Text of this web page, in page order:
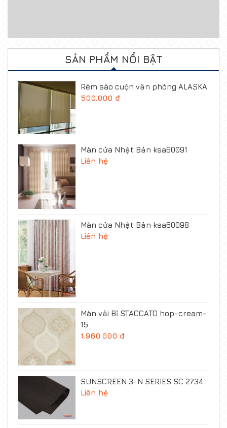
SẢN PHẨM NỔI BẬT
Rèm sáo cuộn văn phòng ALASKA
500.000 đ
Màn cửa Nhật Bản ksa60091
Liên hệ
Màn cửa Nhật Bản ksa60098
Liên hệ
Màn vải Bỉ STACCATO hop-cream-
15
1.960.000 đ
SUNSCREEN 3-N SERIES SC 2734
Liên hệ